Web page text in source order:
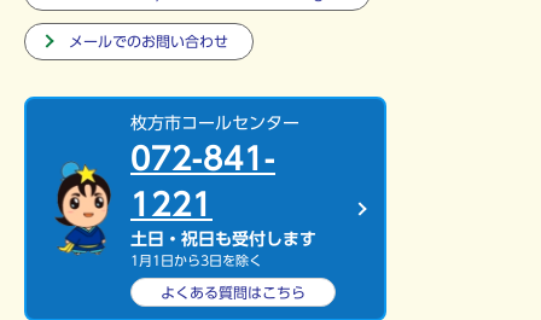
メールでのお問い合わせ
枚方市コールセンター
072-841-
1221
土日・祝日も受付します
1月1日から3日を除く
よくある質問はこちら